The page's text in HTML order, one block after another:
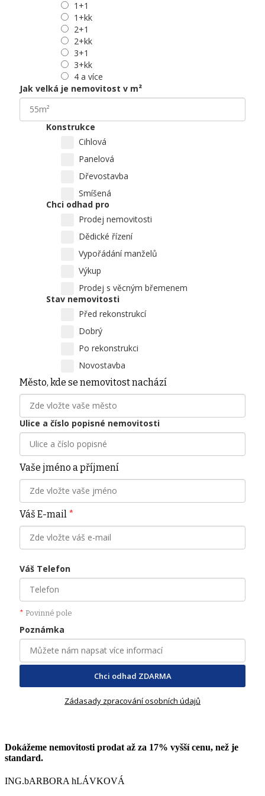
1+1
1+kk
2+1
2+kk
3+1
3+kk
4 a více
Jak velká je nemovitost v m²
Konstrukce
Cihlová
Panelová
Dřevostavba
Smíšená
Chci odhad pro
Prodej nemovitosti
Dědické řízení
Vypořádání manželů
Výkup
Prodej s věcným břemenem
Stav nemovitosti
Před rekonstrukcí
Dobrý
Po rekonstrukci
Novostavba
Město, kde se nemovitost nachází
Ulice a číslo popisné nemovitosti
Vaše jméno a příjmení
Váš E-mail *
Váš Telefon
* Povinné pole
Poznámka
Chci odhad ZDARMA
Zádasady zpracování osobních údajů
Dokážeme nemovitosti prodat až za 17% vyšší cenu, než je
standard.
ING.bARBORA hLÁVKOVÁ